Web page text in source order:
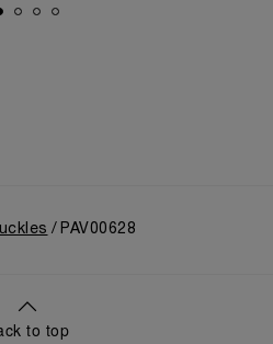
PAV00628
to top